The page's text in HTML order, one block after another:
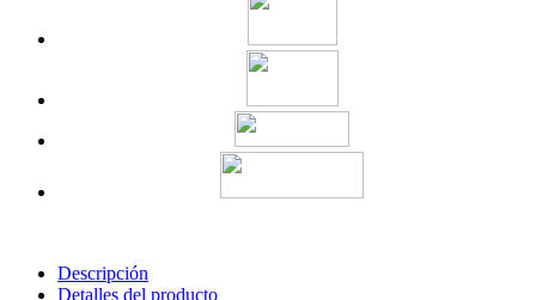
Descripción
Detalles del producto